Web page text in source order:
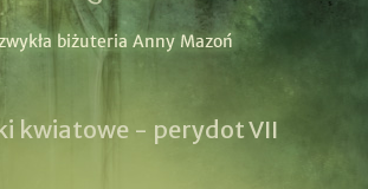
kwiatowe - perydot VII